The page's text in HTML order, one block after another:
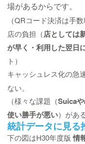
場があるからです。
（QRコード決済は手
店の負担（店としては
が早く・利用した翌日
ト）
キャッシュレス化の急
ない。
（様々な課題（Suica
使い勝手が悪い）があ
統計データに見る
下の図はH30年度版情